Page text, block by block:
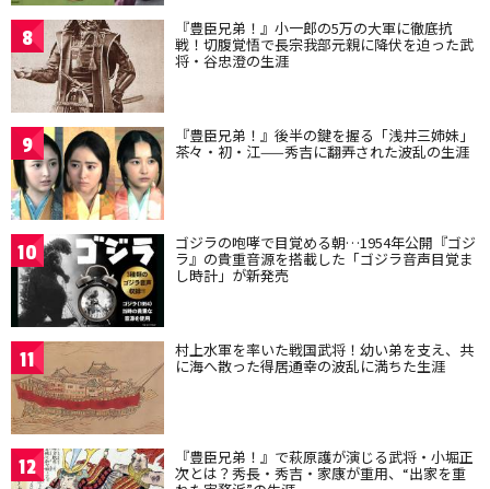
8 『豊臣兄弟！』小一郎の5万の大軍に徹底抗
戦！切腹覚悟で長宗我部元親に降伏を迫った武
将・谷忠澄の生涯
9 『豊臣兄弟！』後半の鍵を握る「浅井三姉妹」
茶々・初・江——秀吉に翻弄された波乱の生涯
10 ゴジラの咆哮で目覚める朝…1954年公開『ゴジ
ラ』の貴重音源を搭載した「ゴジラ音声目覚ま
し時計」が新発売
11 村上水軍を率いた戦国武将！幼い弟を支え、共
に海へ散った得居通幸の波乱に満ちた生涯
12 『豊臣兄弟！』で萩原護が演じる武将・小堀正
次とは？秀長・秀吉・家康が重用、“出家を重